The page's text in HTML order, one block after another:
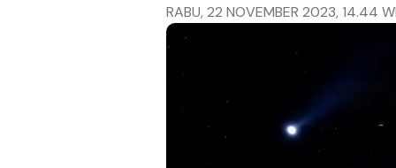
RABU, 22 NOVEMBER 2023, 14.44